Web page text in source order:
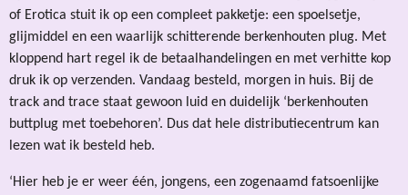
of Erotica stuit ik op een compleet pakketje: een spoelsetje,
glijmiddel en een waarlijk schitterende berkenhouten plug. Met
kloppend hart regel ik de betaalhandelingen en met verhitte kop
druk ik op verzenden. Vandaag besteld, morgen in huis. Bij de
track and trace staat gewoon luid en duidelijk ‘berkenhouten
buttplug met toebehoren’. Dus dat hele distributiecentrum kan
lezen wat ik besteld heb.
‘Hier heb je er weer één, jongens, een zogenaamd fatsoenlijke